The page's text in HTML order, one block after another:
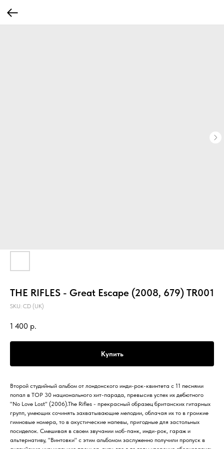
THE RIFLES - Great Escape (2008, 679) TR001
SKU: CD (UK)
1 400 р.
Купить
Второй студийный альбом от лондонского инди-рок-квинтета с 11 песнями
попал в TOP 30 национального хит-парада, превысив успех их дебютного
"No Love Lost" (2006).The Rifles - прекрасный образец британских гитарных
групп, умеющих сочинять захватывающие мелодии, облачая их то в громкие
гимновые номера, то в акустические напевы, пригодные для застольных
посиделок. Смешивая в своем звучании моб-панк, инди-рок, гараж и
альтернативу, "Винтовки" с этим альбомом заслуженно получили пропуск в